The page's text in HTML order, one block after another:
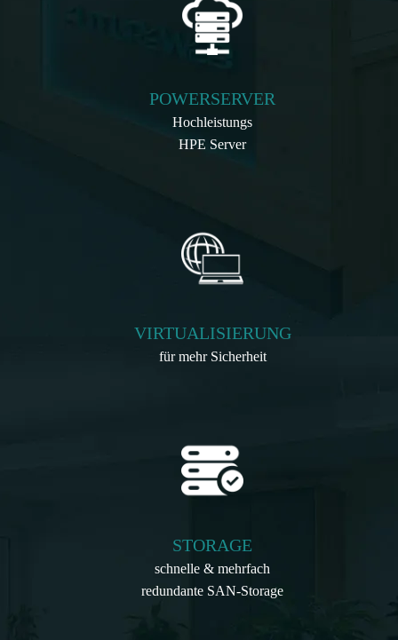
POWERSERVER
Hochleistungs
HPE Server
VIRTUALISIERUNG
für mehr Sicherheit
STORAGE
schnelle & mehrfach
redundante SAN-Storage